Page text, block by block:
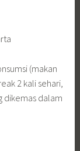
(makan
2 kali sehari,
dikemas dalam